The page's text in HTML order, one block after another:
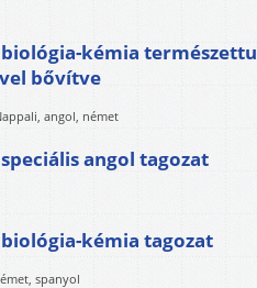
kémia
bővítve
angol, német
angol tagozat
kémia tagozat
spanyol